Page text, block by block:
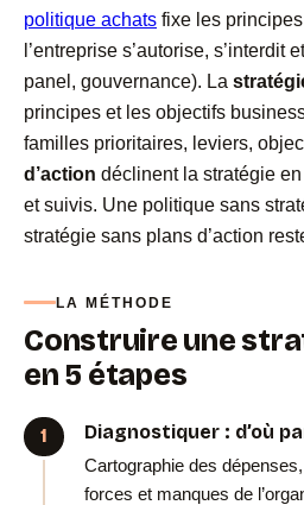
politique achats fixe les
l’entreprise s’autorise, s’interdit
panel, gouvernance). La
principes et les objectifs
familles prioritaires, leviers,
d’action déclinent la stratégie
et suivis. Une politique sans
stratégie sans plans d’action
LA MÉTHODE
Construire une
en 5 étapes
Diagnostiquer : d’où
Cartographie des
forces et manques de